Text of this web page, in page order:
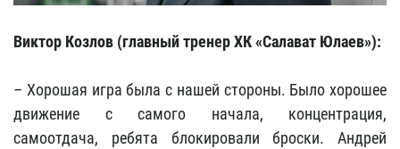
Виктор Козлов (главный тренер ХК «Салават Юлаев»):
– Хорошая игра была с нашей стороны. Было хорошее
движение с самого начала, концентрация,
самоотдача, ребята блокировали броски. Андрей